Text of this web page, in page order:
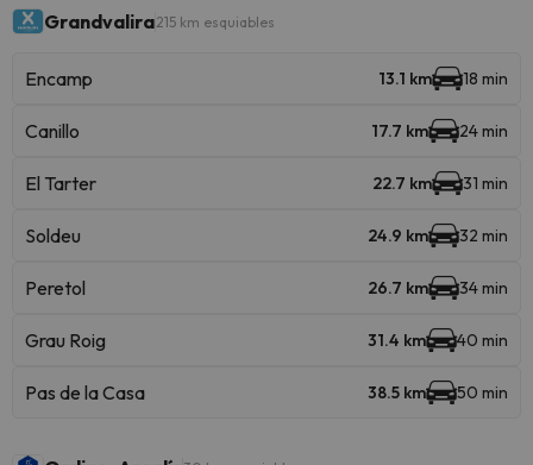
Grandvalira215 km esquiables
Encamp 13.1 km 18 min
Canillo 17.7 km 24 min
El Tarter 22.7 km 31 min
Soldeu 24.9 km 32 min
Peretol 26.7 km 34 min
Grau Roig 31.4 km 40 min
Pas de la Casa 38.5 km 50 min